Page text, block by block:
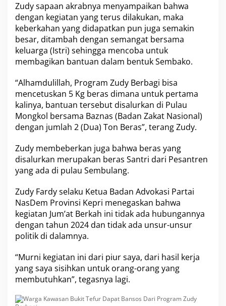
D
a
r
i
P
r
o
r
a
m
Z
u
d
B
e
r
b
g
Zudy sapaan akrabnya menyampaikan bahwa
dengan kegiatan yang terus dilakukan, maka
keberkahan yang didapatkan pun juga semakin
besar, ditambah dengan semangat bersama
keluarga (Istri) sehingga mencoba untuk
membagikan bantuan dalam bentuk Sembako.
“Alhamdulillah, Program Zudy Berbagi bisa
mencetuskan 5 Kg beras dimana untuk pertama
kalinya, bantuan tersebut disalurkan di Pulau
Mongkol bersama Baznas (Badan Zakat Nasional)
dengan jumlah 2 (Dua) Ton Beras”, terang Zudy.
Zudy membeberkan juga bahwa beras yang
disalurkan merupakan beras Santri dari Pesantren
yang ada di pulau Sembulang.
Zudy Fardyselaku Ketua Badan Advokasi Partai
NasDem Provinsi Kepri menegaskan bahwa
kegiatan Jum’at Berkah ini tidak ada hubungannya
dengan tahun 2024 dan tidak ada unsur-unsur
politik di dalamnya.
“Murni kegiatan ini dari piur saya, dari hasil kerja
yang saya sisihkan untuk orang-orang yang
membutuhkan”, tegasnya lagi.